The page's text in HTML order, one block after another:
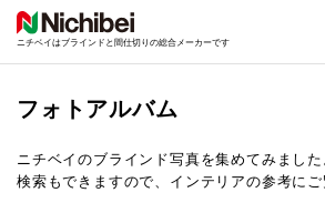
ニチベイはブラインドと間仕切りの総合メーカーです
フォトアルバム
ニチベイのブラインド写真を集めてみました
検索もできますので、インテリアの参考にご